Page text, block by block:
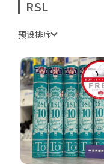
RSL
预设排序